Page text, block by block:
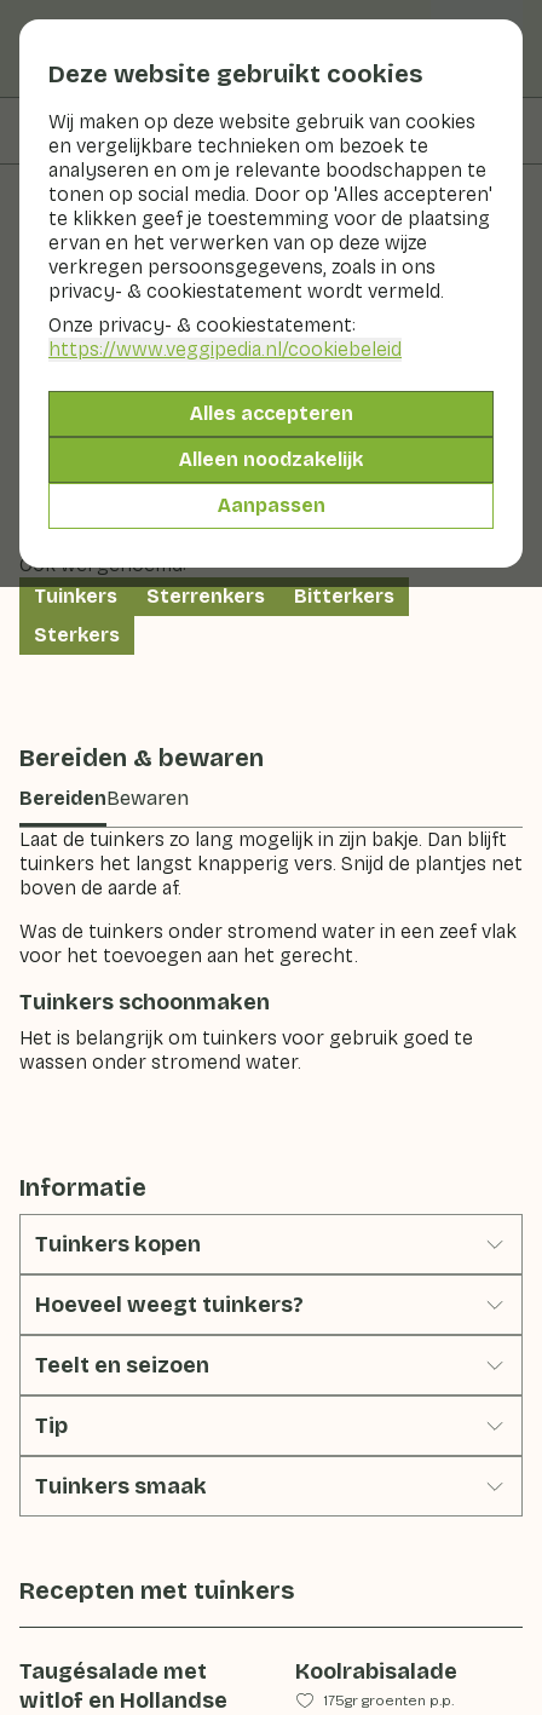
Deze website gebruikt cookies
Wij maken op deze website gebruik van cookies
en vergelijkbare technieken om bezoek te
analyseren en om je relevante boodschappen te
tonen op social media. Door op 'Alles accepteren'
te klikken geef je toestemming voor de plaatsing
ervan en het verwerken van op deze wijze
verkregen persoonsgegevens, zoals in ons
privacy- & cookiestatement wordt vermeld.
Onze privacy- & cookiestatement:
https://www.veggipedia.nl/cookiebeleid
Alles accepteren
Alleen noodzakelijk
Aanpassen
Op deze pagina Recepten met
Groenten en fruit
Tuinkers
Nu in seizoen Kruiden Koelkast
genoemd. De smaak van tuinkers is pittig-aromatisch.
De smaak lijkt nog het meest op die van mosterd.
Tuinkers wordt rauw gebruikt in salades. Of als
garnering van broodjes en koude voorgerechten. De
plant verliest zijn smaak als hij wordt gedroogd.
Tuinkers kan daarom alleen vers gegeten worden. Je
Ook wel genoemd:
Tuinkers
Sterrenkers
Bitterkers
Sterkers
Bereiden & bewaren
BereidenBewaren
Laat de tuinkers zo lang mogelijk in zijn bakje. Dan blijft
tuinkers het langst knapperig vers. Snijd de plantjes net
boven de aarde af.
Was de tuinkers onder stromend water in een zeef vlak
voor het toevoegen aan het gerecht.
Tuinkers schoonmaken
Het is belangrijk om tuinkers voor gebruik goed te
wassen onder stromend water.
Informatie
Tuinkers kopen
Hoeveel weegt tuinkers?
Teelt en seizoen
Tip
Tuinkers smaak
Recepten met tuinkers
Taugésalade met
witlof en Hollandse
Koolrabisalade
175gr groenten p.p.